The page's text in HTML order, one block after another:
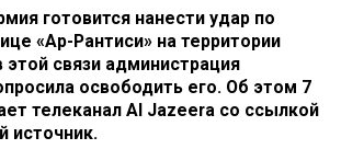
готовится нанести удар по
«Ар-Рантиси» на территории
этой связи администрация
освободить его. Об этом 7
телеканал Al Jazeera со ссылкой
источник.